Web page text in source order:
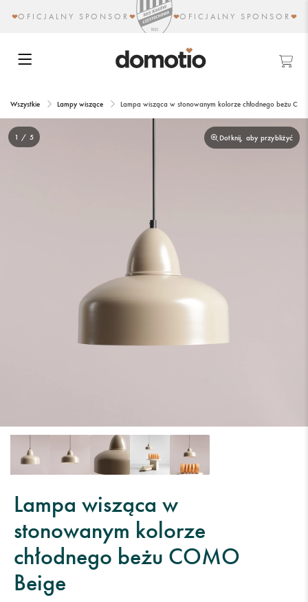
OFICJALNY SPONSOR OFICJALNY SPONSOR
Wszystkie Lampy wiszące Lampa wisząca w stonowanym kolorze chłodnego beżu
Dotknij, aby przybliżyć
1 / 5
Lampa wisząca w
stonowanym kolorze
chłodnego beżu COMO
Beige